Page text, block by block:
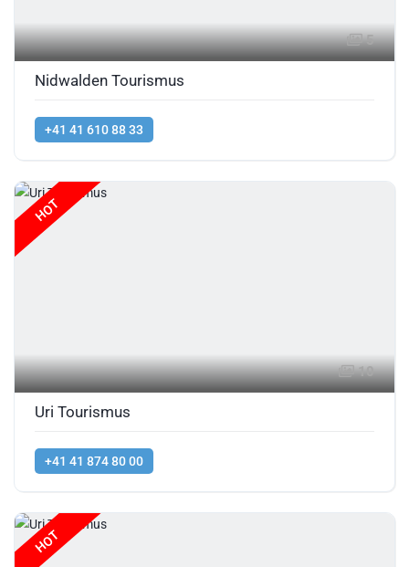
5
Nidwalden Tourismus
+41 41 610 88 33
HOT
10
Uri Tourismus
+41 41 874 80 00
HOT